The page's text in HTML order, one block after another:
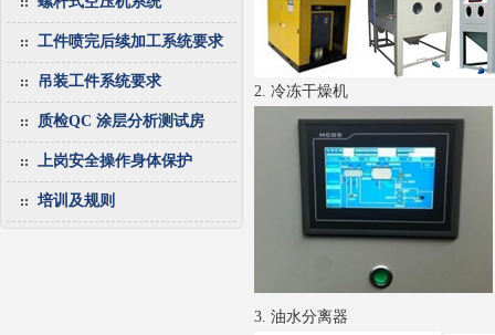
工件喷完后续加工系统要求
吊装工件系统要求
质检QC 涂层分析测试房
上岗安全操作身体保护
培训及规则
2. 冷冻干燥机
3. 油水分离器